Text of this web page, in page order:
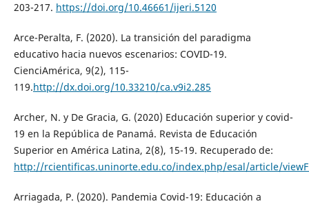
203-217. https://doi.org/10.46661/ijeri.5120
Arce-Peralta, F. (2020). La transición del paradigma
educativo hacia nuevos escenarios: COVID-19.
CienciAmérica, 9(2), 115-
119.http://dx.doi.org/10.33210/ca.v9i2.285
Archer, N. y De Gracia, G. (2020) Educación superior y covid-
19 en la República de Panamá. Revista de Educación
Superior en América Latina, 2(8), 15-19. Recuperado de:
http://rcientificas.uninorte.edu.co/index.php/esal/article/
Arriagada, P. (2020). Pandemia Covid-19: Educación a